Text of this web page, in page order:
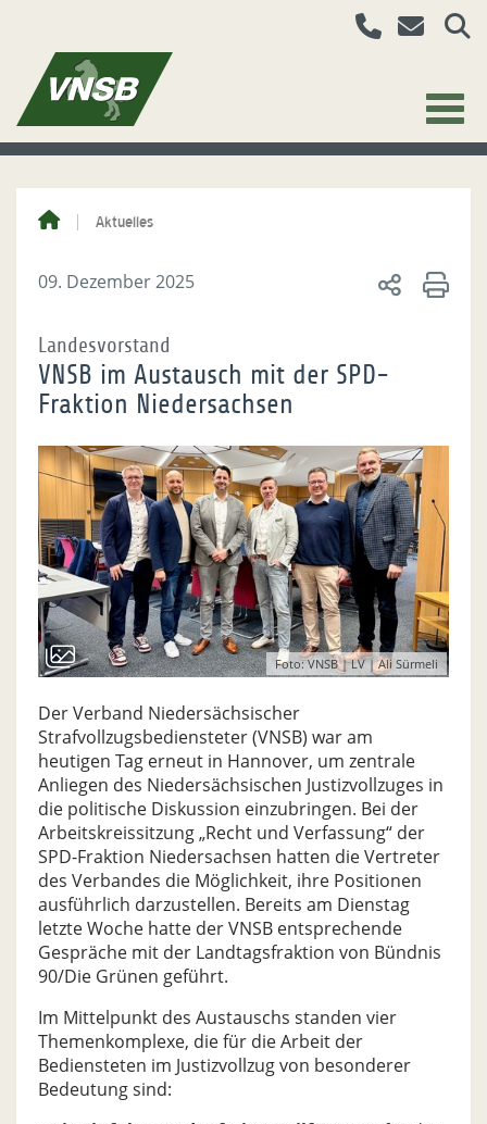
Aktuelles
09. Dezember 2025
Landesvorstand
VNSB im Austausch mit der SPD-
Fraktion Niedersachsen
Foto: VNSB | LV | Ali Sürmeli
Der Verband Niedersächsischer
Strafvollzugsbediensteter (VNSB) war am
heutigen Tag erneut in Hannover, um zentrale
Anliegen des Niedersächsischen Justizvollzuges in
die politische Diskussion einzubringen. Bei der
Arbeitskreissitzung „Recht und Verfassung“ der
SPD-Fraktion Niedersachsen hatten die Vertreter
des Verbandes die Möglichkeit, ihre Positionen
ausführlich darzustellen. Bereits am Dienstag
letzte Woche hatte der VNSB entsprechende
Gespräche mit der Landtagsfraktion von Bündnis
90/Die Grünen geführt.
Im Mittelpunkt des Austauschs standen vier
Themenkomplexe, die für die Arbeit der
Bediensteten im Justizvollzug von besonderer
Bedeutung sind: